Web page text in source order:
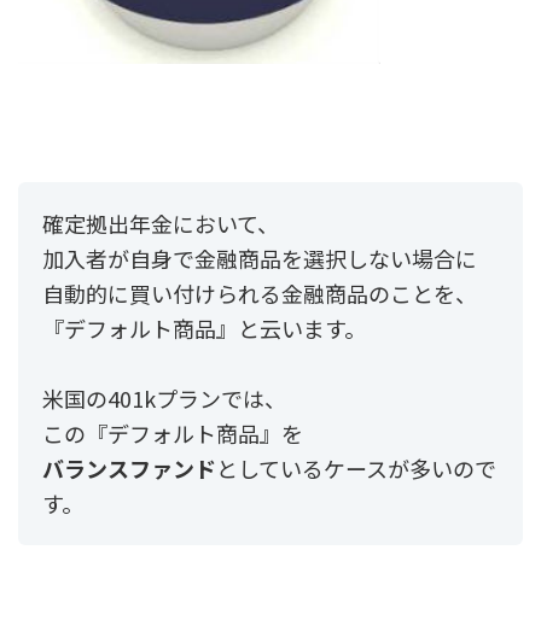
確定拠出年金において、
加入者が自身で金融商品を選択しない場合に
自動的に買い付けられる金融商品のことを、
『デフォルト商品』と云います。
米国の401kプランでは、
この『デフォルト商品』を
バランスファンドとしているケースが多いので
す。